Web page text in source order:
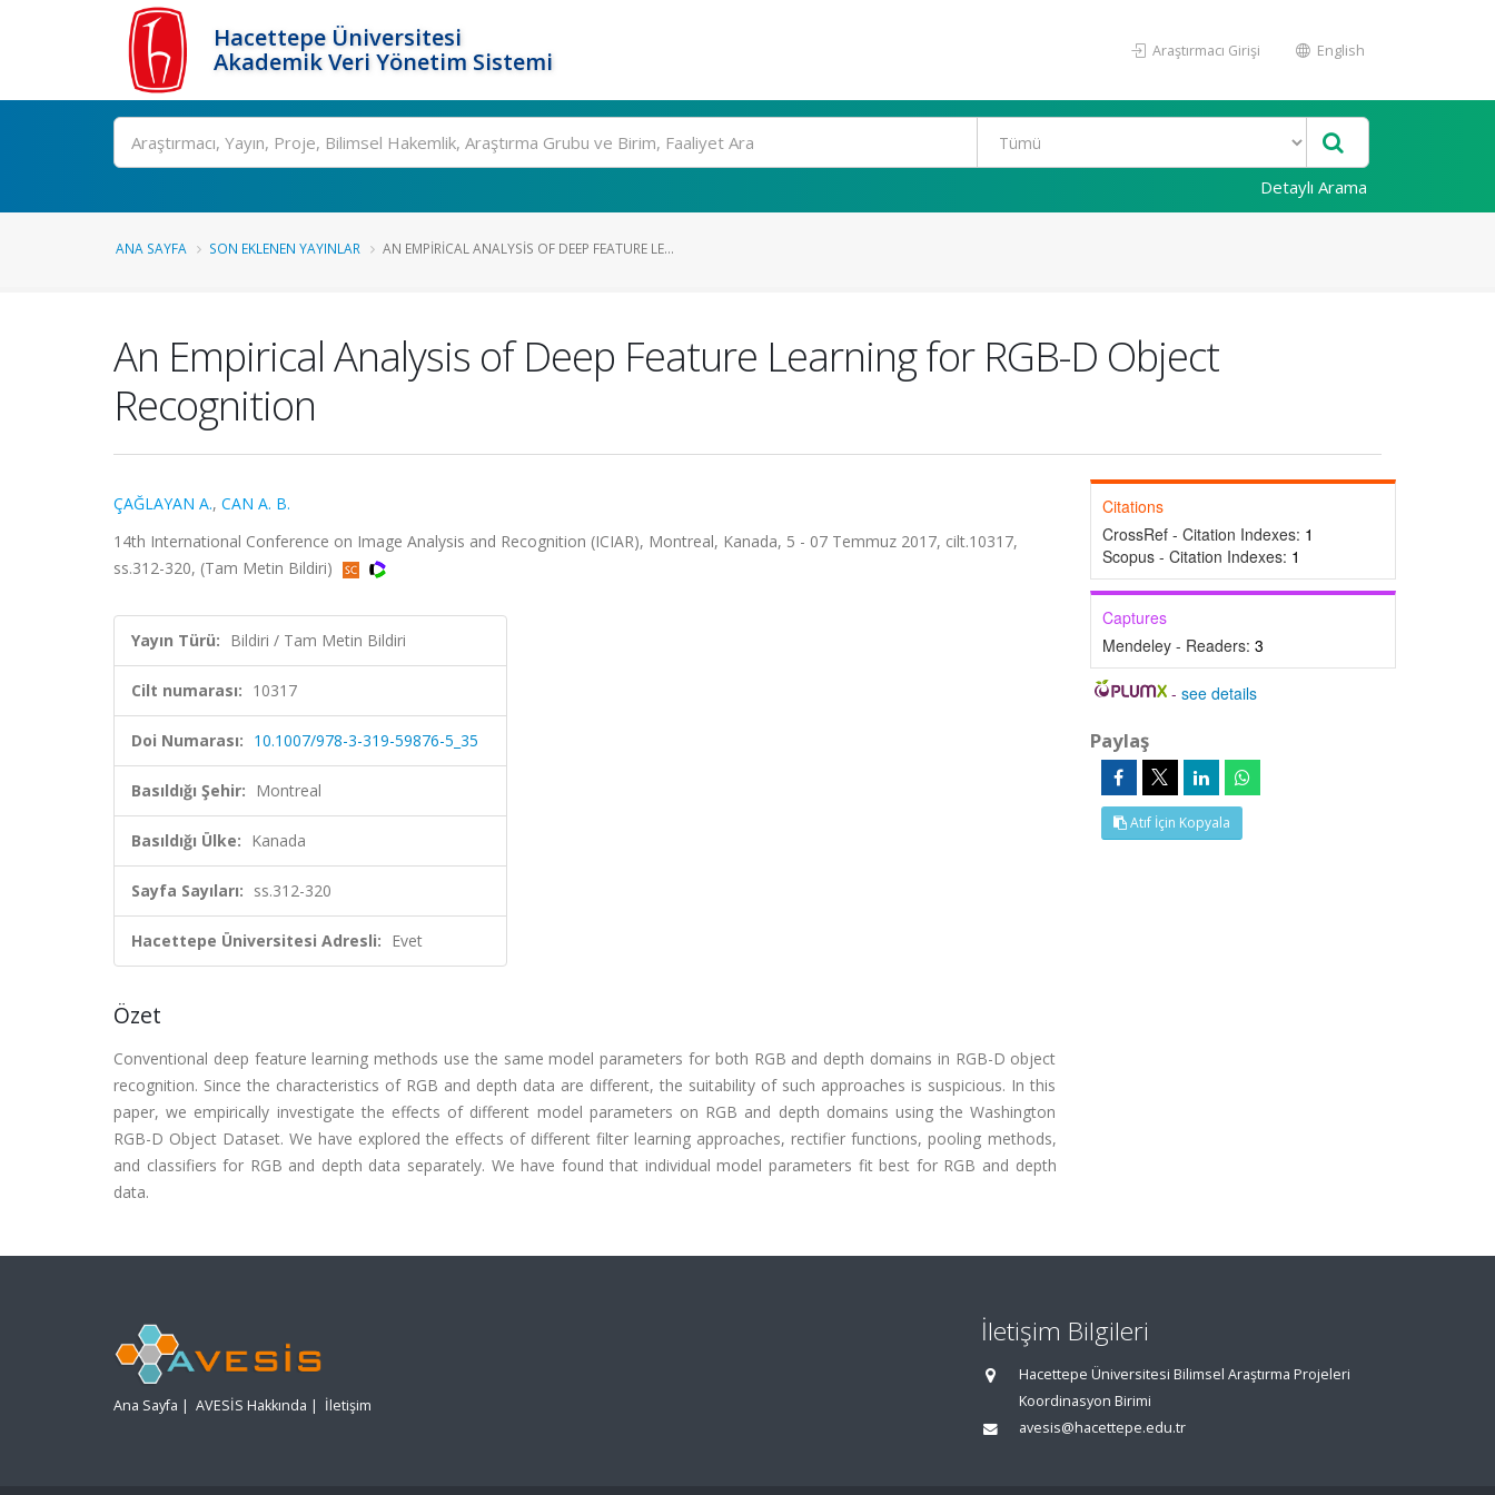
Hacettepe Üniversitesi
Akademik Veri Yönetim Sistemi
Araştırmacı Girişi English
Ara
Detaylı Arama
ANA SAYFA SON EKLENEN YAYINLAR AN EMPIRICAL ANALYSIS OF DEEP FEATURE LE...
An Empirical Analysis of Deep Feature Learning for RGB-D Object
Recognition
ÇAĞLAYAN A., CAN A. B.
14th International Conference on Image Analysis and Recognition (ICIAR), Montreal, Kanada, 5 - 07 Temmuz 2017, cilt.10317,
ss.312-320, (Tam Metin Bildiri)
Yayın Türü: Bildiri / Tam Metin Bildiri
Cilt numarası: 10317
Doi Numarası: 10.1007/978-3-319-59876-5_35
Basıldığı Şehir: Montreal
Basıldığı Ülke: Kanada
Sayfa Sayıları: ss.312-320
Hacettepe Üniversitesi Adresli: Evet
Özet
Conventional deep feature learning methods use the same model parameters for both RGB and depth domains in RGB-D object
recognition. Since the characteristics of RGB and depth data are different, the suitability of such approaches is suspicious. In this
paper, we empirically investigate the effects of different model parameters on RGB and depth domains using the Washington
RGB-D Object Dataset. We have explored the effects of different filter learning approaches, rectifier functions, pooling methods,
and classifiers for RGB and depth data separately. We have found that individual model parameters fit best for RGB and depth
data.
Citations
CrossRef - Citation Indexes: 1
Scopus - Citation Indexes: 1
Captures
Mendeley - Readers: 3
-see details
Paylaş
Atıf İçin Kopyala
Ana Sayfa | AVESİS Hakkında | İletişim
İletişim Bilgileri
Hacettepe Üniversitesi Bilimsel Araştırma Projeleri
Koordinasyon Birimi
avesis@hacettepe.edu.tr